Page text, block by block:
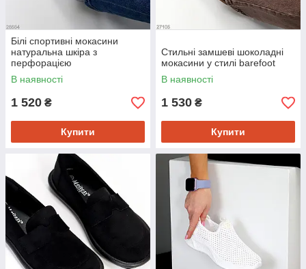
Білі спортивні мокасини
натуральна шкіра з
перфорацією
В наявності
1 520 ₴
Купити
Стильні замшеві шоколадні
мокасини у стилі barefoot
В наявності
1 530 ₴
Купити